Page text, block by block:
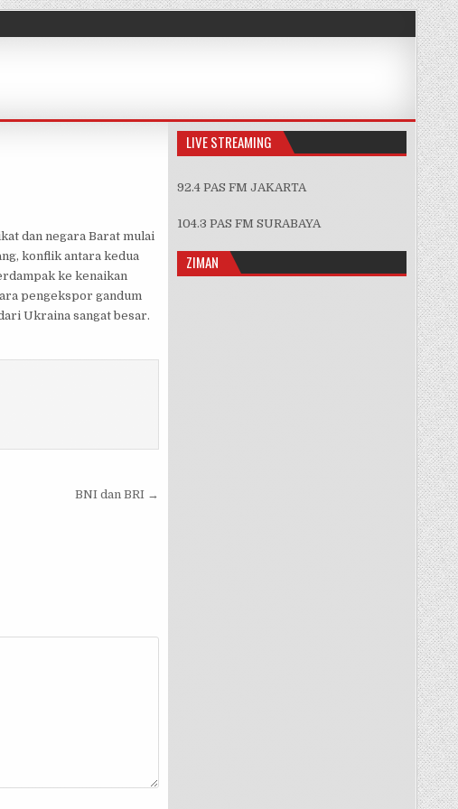
dan negara Barat mulai
konflik antara kedua
ke kenaikan
pengekspor gandum
Ukraina sangat besar.
BNI dan BRI →
LIVE STREAMING
92.4 PAS FM JAKARTA
104.3 PAS FM SURABAYA
ZIMAN